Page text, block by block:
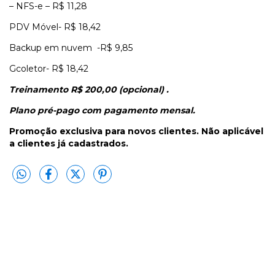
– NFS-e – R$ 11,28
PDV Móvel- R$ 18,42
Backup em nuvem -R$ 9,85
Gcoletor- R$ 18,42
Treinamento R$ 200,00 (opcional) .
Plano pré-pago com pagamento mensal.
Promoção exclusiva para novos clientes. Não aplicável
a clientes já cadastrados.